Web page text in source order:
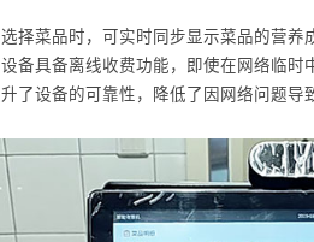
择菜品时，可实时同步显示菜品的营养
备具备离线收费功能，即使在网络临时
了设备的可靠性，降低了因网络问题导